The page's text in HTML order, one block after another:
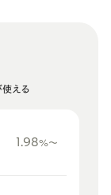
える
1.98%〜